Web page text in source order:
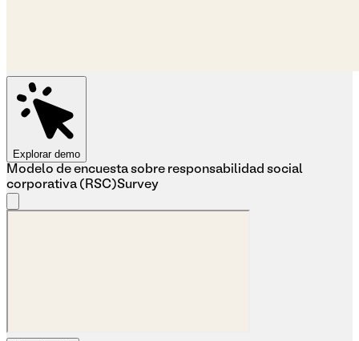
Explorar demo
Modelo de encuesta sobre responsabilidad social
corporativa (RSC)Survey